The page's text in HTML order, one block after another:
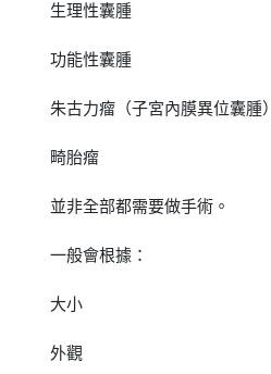
生理性囊腫
功能性囊腫
朱古力瘤（子宮內膜異位囊腫）
畸胎瘤
並非全部都需要做手術。
一般會根據：
大小
外觀